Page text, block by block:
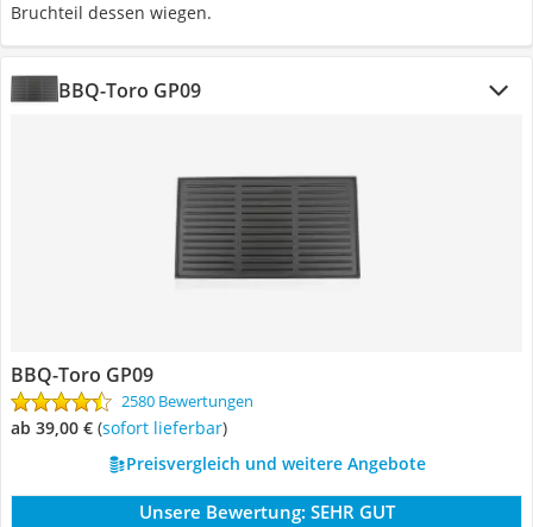
Bruchteil dessen wiegen.
BBQ-Toro GP09
BBQ-Toro GP09
2580 Bewertungen
ab 39,00 € ( Sofort lieferbar)
Preisvergleich und weitere Angebote
Unsere Bewertung: SEHR GUT